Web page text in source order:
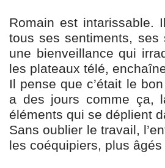
Romain est intarissable.
tous ses sentiments,
une bienveillance qui
les plateaux télé,
Il pense que c’était le
a des jours comme ça,
éléments qui se déplient
Sans oublier le travail,
les coéquipiers, plus